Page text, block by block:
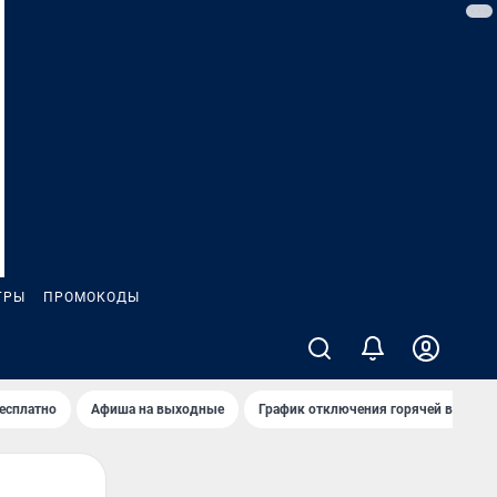
ПРОМОКОДЫ
Афиша на выходные График отключения горячей воды в